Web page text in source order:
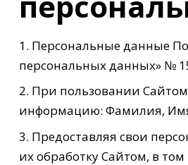
Персональные данные
персональных данных» №
При пользовании
информацию: Фамилия,
Предоставляя свои
их обработку Сайтом, в